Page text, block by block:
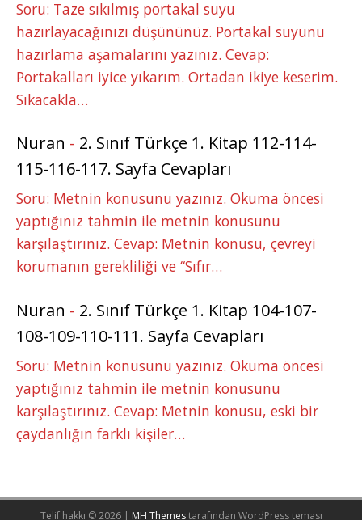
Soru: Taze sıkılmış portakal suyu
hazırlayacağınızı düşününüz. Portakal suyunu
hazırlama aşamalarını yazınız. Cevap:
Portakalları iyice yıkarım. Ortadan ikiye keserim.
Sıkacakla…
Nuran - 2. Sınıf Türkçe 1. Kitap 112-114-
115-116-117. Sayfa Cevapları
Soru: Metnin konusunu yazınız. Okuma öncesi
yaptığınız tahmin ile metnin konusunu
karşılaştırınız. Cevap: Metnin konusu, çevreyi
korumanın gerekliliği ve “Sıfır…
Nuran - 2. Sınıf Türkçe 1. Kitap 104-107-
108-109-110-111. Sayfa Cevapları
Soru: Metnin konusunu yazınız. Okuma öncesi
yaptığınız tahmin ile metnin konusunu
karşılaştırınız. Cevap: Metnin konusu, eski bir
çaydanlığın farklı kişiler…
Telif hakkı © 2026 | MH Themestarafından WordPress teması